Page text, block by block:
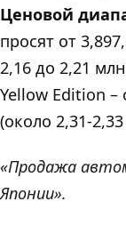
Ценовой
просят от
2,16 до 2,21
Yellow Edition –
(около 2,31-
«Продажа
Японии».